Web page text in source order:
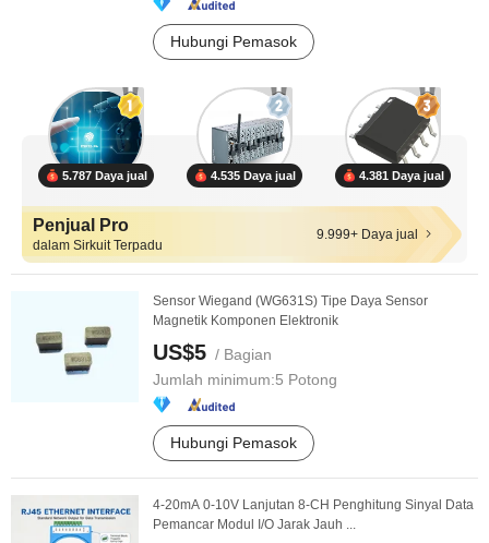
Hubungi Pemasok
5.787 Daya jual 4.535 Daya jual 4.381 Daya jual
Penjual Pro
dalam Sirkuit Terpadu
9.999+ Daya jual
Sensor Wiegand (WG631S) Tipe Daya Sensor
Magnetik Komponen Elektronik
US$5 / Bagian
Jumlah minimum:5 Potong
Hubungi Pemasok
4-20mA 0-10V Lanjutan 8-CH Penghitung Sinyal Data
Pemancar Modul I/O Jarak Jauh ...